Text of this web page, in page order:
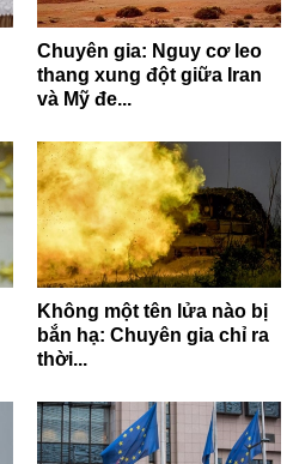
Chuyên gia: Nguy cơ leo
thang xung đột giữa Iran
và Mỹ đe...
Không một tên lửa nào bị
bắn hạ: Chuyên gia chỉ ra
thời...